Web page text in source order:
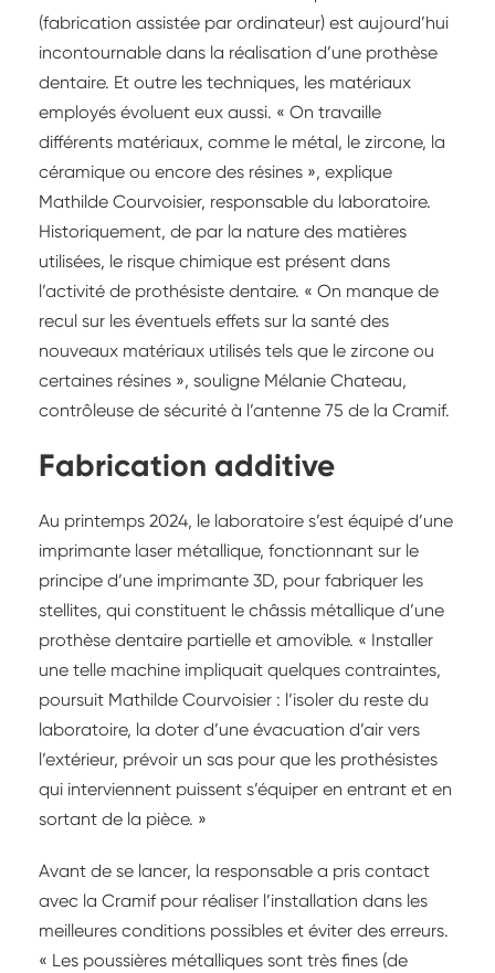
(fabrication assistée par ordinateur) est aujourd’hui
incontournable dans la réalisation d’une prothèse
dentaire. Et outre les techniques, les matériaux
employés évoluent eux aussi. « On travaille
différents matériaux, comme le métal, le zircone, la
céramique ou encore des résines », explique
Mathilde Courvoisier, responsable du laboratoire.
Historiquement, de par la nature des matières
utilisées, le risque chimique est présent dans
l’activité de prothésiste dentaire. « On manque de
recul sur les éventuels effets sur la santé des
nouveaux matériaux utilisés tels que le zircone ou
certaines résines », souligne Mélanie Chateau,
contrôleuse de sécurité à l’antenne 75 de la Cramif.
Fabrication additive
Au printemps 2024, le laboratoire s’est équipé d’une
imprimante laser métallique, fonctionnant sur le
principe d’une imprimante 3D, pour fabriquer les
stellites, qui constituent le châssis métallique d’une
prothèse dentaire partielle et amovible. « Installer
une telle machine impliquait quelques contraintes,
poursuit Mathilde Courvoisier : l’isoler du reste du
laboratoire, la doter d’une évacuation d’air vers
l’extérieur, prévoir un sas pour que les prothésistes
qui interviennent puissent s’équiper en entrant et en
sortant de la pièce. »
Avant de se lancer, la responsable a pris contact
avec la Cramif pour réaliser l’installation dans les
meilleures conditions possibles et éviter des erreurs.
« Les poussières métalliques sont très fines (de